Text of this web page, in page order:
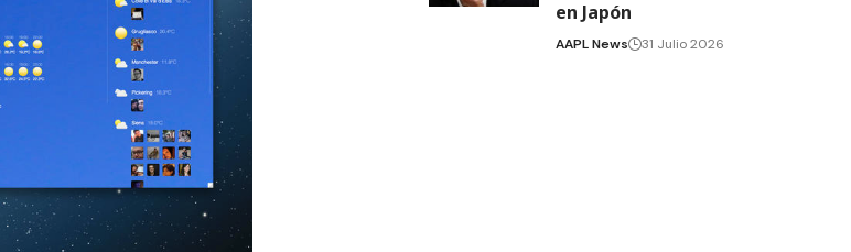
en Japón
AAPL News 31 Julio 2026